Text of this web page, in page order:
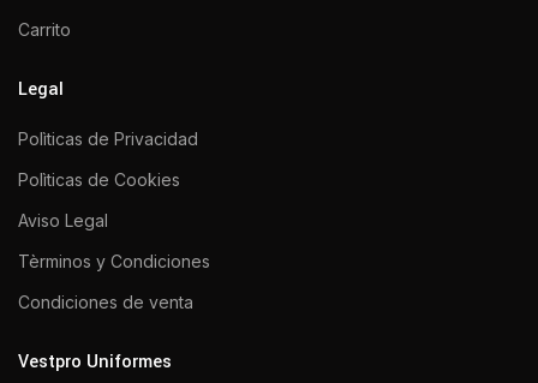
Carrito
Legal
Polìticas de Privacidad
Polìticas de Cookies
Aviso Legal
Tèrminos y Condiciones
Condiciones de venta
Vestpro Uniformes